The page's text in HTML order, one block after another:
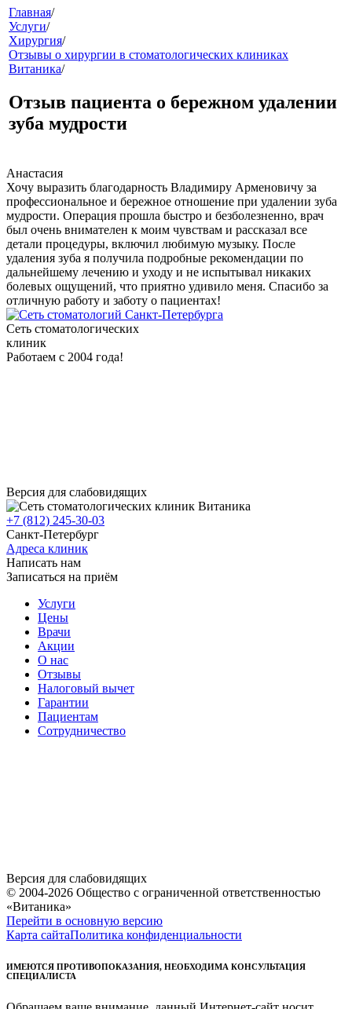
меню
клиники
Главная/
Услуги/
Хирургия/
Отзывы о хирургии в стоматологических клиниках
Витаника/
Отзыв пациента о бережном удалении
зуба мудрости
Анастасия
Хочу выразить благодарность Владимиру Арменовичу за
профессиональное и бережное отношение при удалении зуба
мудрости. Операция прошла быстро и безболезненно, врач
был очень внимателен к моим чувствам и рассказал все
детали процедуры, включил любимую музыку. После
удаления зуба я получила подробные рекомендации по
дальнейшему лечению и уходу и не испытывал никаких
болевых ощущений, что приятно удивило меня. Спасибо за
отличную работу и заботу о пациентах!
Сеть стоматологических
клиник
Работаем с 2004 года!
Версия для слабовидящих
+7 (812) 245-30-03
Санкт-Петербург
Адреса клиник
Написать нам
Записаться на приём
Услуги
Цены
Врачи
Акции
О нас
Отзывы
Налоговый вычет
Гарантии
Пациентам
Сотрудничество
Версия для слабовидящих
© 2004-2026 Общество с ограниченной ответственностью
«Витаника»
Перейти в основную версию
Карта сайтаПолитика конфиденциальности
ИМЕЮТСЯ ПРОТИВОПОКАЗАНИЯ, НЕОБХОДИМА КОНСУЛЬТАЦИЯ
СПЕЦИАЛИСТА